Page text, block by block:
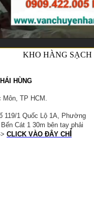
KHO HÀNG SẠCH
HÙNG
TP HCM.
119/1 Quốc Lộ 1A, Phường
Cát 1 30m bên tay phải
CLICK VÀO ĐÂY CH